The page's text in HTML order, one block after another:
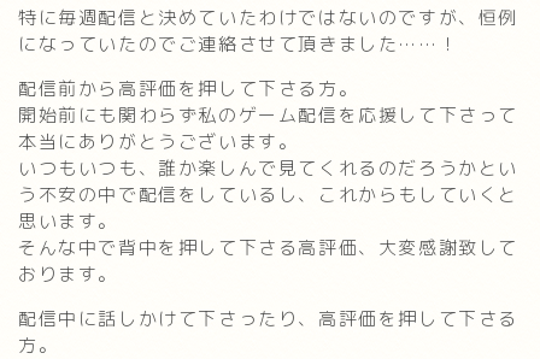
特に毎週配信と決めていたわけではないのですが、恒例
になっていたのでご連絡させて頂きました……！
配信前から高評価を押して下さる方。
開始前にも関わらず私のゲーム配信を応援して下さって
本当にありがとうございます。
いつもいつも、誰か楽しんで見てくれるのだろうかとい
う不安の中で配信をしているし、これからもしていくと
思います。
そんな中で背中を押して下さる高評価、大変感謝致して
おります。
配信中に話しかけて下さったり、高評価を押して下さる
方。